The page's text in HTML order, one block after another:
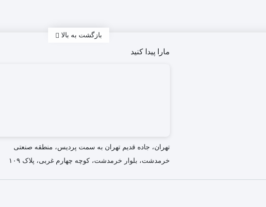
بازگشت به بالا
مارا پیدا کنید
تهران، جاده قدیم تهران به سمت پردیس، منطقه صنعتی
خرمدشت، بلوار خرمدشت، کوچه چهارم غربی، پلاک ۱۰۹